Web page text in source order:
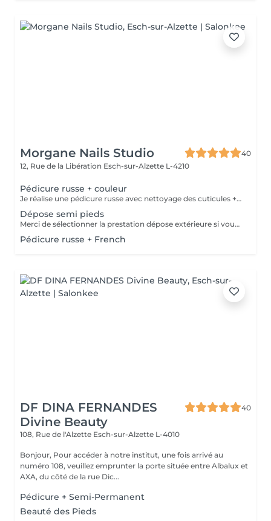
Morgane Nails Studio
40
12, Rue de la Libération Esch-sur-Alzette L-4210
Pédicure russe + couleur
Je réalise une pédicure russe avec nettoyage des cuticules + pose de vernis semi permanent. Soin des callosités à venir
Dépose semi pieds
Merci de sélectionner la prestation dépose extérieure si vous venez à votre premier rdv pédicure russe avec moi
Pédicure russe + French
DF DINA FERNANDES
Divine Beauty
40
108, Rue de l'Alzette Esch-sur-Alzette L-4010
Bonjour, Pour accéder à notre institut, une fois arrivé au
numéro 108, veuillez emprunter la porte située entre Albalux et
AXA, du côté de la rue Dic...
Pédicure + Semi-Permanent
Beauté des Pieds